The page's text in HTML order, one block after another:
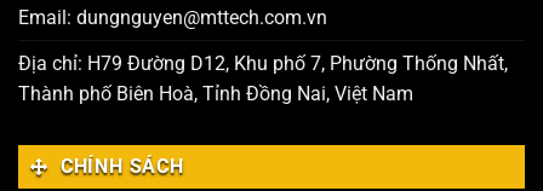
Email: dungnguyen@mttech.com.vn
Địa chỉ: H79 Đường D12, Khu phố 7, Phường Thống Nhất,
Thành phố Biên Hoà, Tỉnh Đồng Nai, Việt Nam
CHÍNH SÁCH